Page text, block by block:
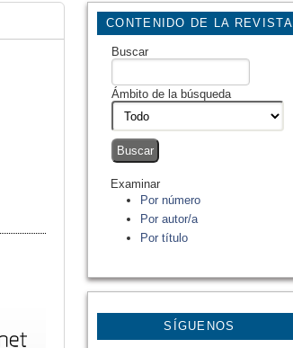
CONTENIDO DE LA REVISTA
Buscar
Ámbito de la búsqueda
Examinar
Por número
Por autor/a
Por título
SÍGUENOS